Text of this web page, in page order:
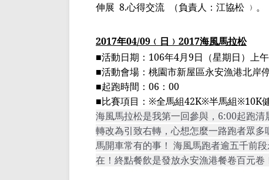
伸展 8.心得交流 （負責人： 江協松 ﹚ 。
2017年04/09 ﹙ 日 ﹚ 2017海風馬拉松
■活動日期： 106年4月9日（星期日）上午
■活動會場：桃園市新屋區永安漁港北岸停
■起跑時間： 06 ： 00
■比賽項目： ※全馬組42K※半馬組※10K
海風馬拉松是我第一回參與， 6:00起跑清
轉改為引致右轉，心想怎麼一路跑者眾多
馬開車常有的事！ 海風馬跑者逾五千前
在！終點餐飲是發放永安漁港餐卷百元卷